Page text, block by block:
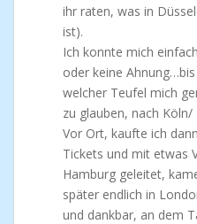
ihr raten, was in
ist).
Ich konnte mich
oder keine
welcher Teufel mich
zu glauben, nach
Vor Ort, kaufte ich
Tickets und mit etwas
Hamburg geleitet,
später endlich in
und dankbar, an dem